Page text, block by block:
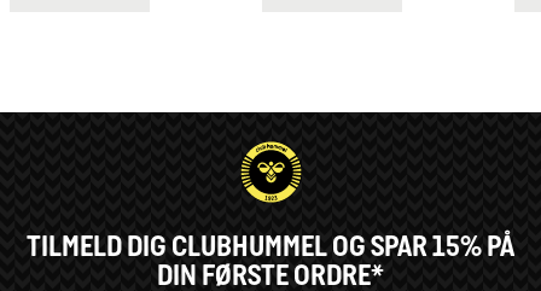
TILMELD DIG CLUBHUMMEL OG SPAR 15% PÅ
DIN FØRSTE ORDRE*